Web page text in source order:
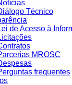
Técnico
de Acesso à
MROSC
frequentes